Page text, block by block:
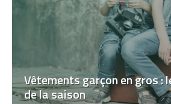
Vêtements garçon en gros :
de la saison